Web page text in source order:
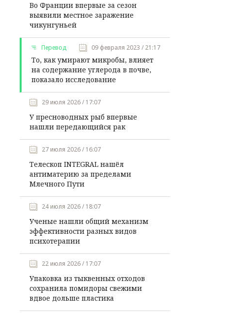
Во Франции впервые за сезон
выявили местное заражение
чикунгуньей
Перевод 09 февраля 2023 / 21:17
То, как умирают микробы, влияет
на содержание углерода в почве,
показало исследование
29 июля 2026 / 17:07
У пресноводных рыб впервые
нашли передающийся рак
27 июля 2026 / 16:07
Телескоп INTEGRAL нашёл
антиматерию за пределами
Млечного Пути
24 июля 2026 / 18:07
Ученые нашли общий механизм
эффективности разных видов
психотерапии
22 июля 2026 / 17:07
Упаковка из тыквенных отходов
сохранила помидоры свежими
вдвое дольше пластика